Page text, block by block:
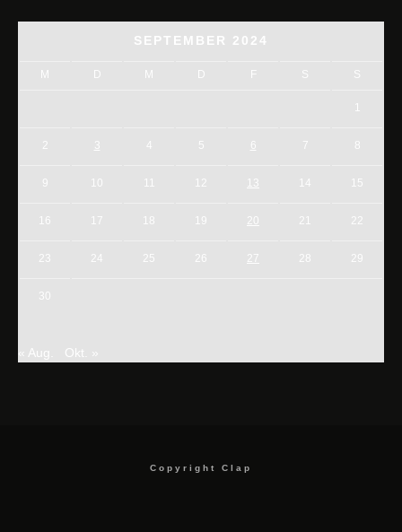
SEPTEMBER 2024
M D M D F S S
1
2 3 4 5 6 7 8
9 10 11 12 13 14 15
16 17 18 19 20 21 22
23 24 25 26 27 28 29
30
« Aug. Okt. »
Copyright Clap